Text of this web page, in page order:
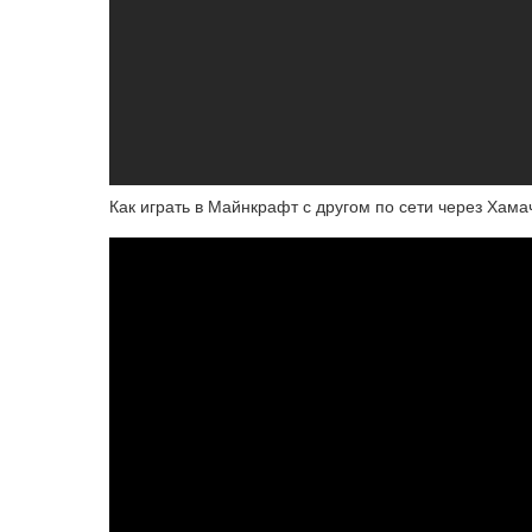
Как играть в Майнкрафт с другом по сети через